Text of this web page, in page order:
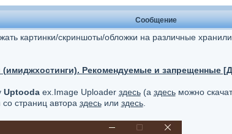
Сообщение
картинки/скриншоты/обложки на различные
(имиджхостинги). Рекомендуемые и запрещенные
Uptoodaex.Image Uploader здесь(а здесьможно
страниц автора здесьили здесь.